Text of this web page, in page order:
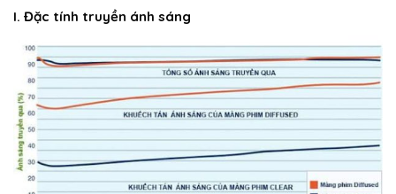
I. Đặc tính truyền ánh sáng